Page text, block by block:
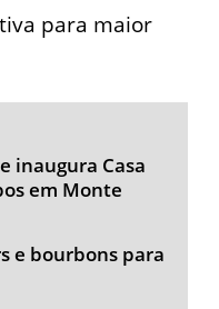
para maior
inaugura Casa
em Monte
e bourbons para